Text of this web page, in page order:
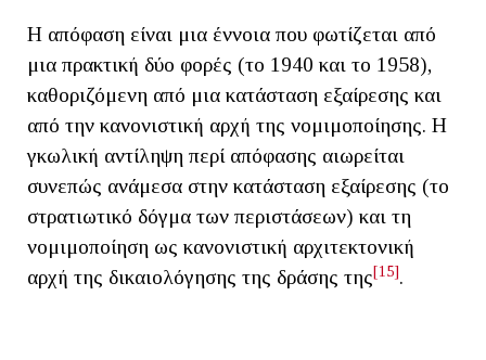
Η απόφαση είναι μια έννοια που φωτίζεται από
μια πρακτική δύο φορές (το 1940 και το 1958),
καθοριζόμενη από μια κατάσταση εξαίρεσης και
από την κανονιστική αρχή της νομιμοποίησης. Η
γκωλική αντίληψη περί απόφασης αιωρείται
συνεπώς ανάμεσα στην κατάσταση εξαίρεσης (το
στρατιωτικό δόγμα των περιστάσεων) και τη
νομιμοποίηση ως κανονιστική αρχιτεκτονική
αρχή της δικαιολόγησης της δράσης της[15].